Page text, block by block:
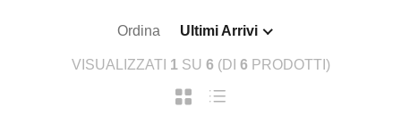
Ordina Ultimi Arrivi
VISUALIZZATI 1 SU 6 (DI 6 PRODOTTI)